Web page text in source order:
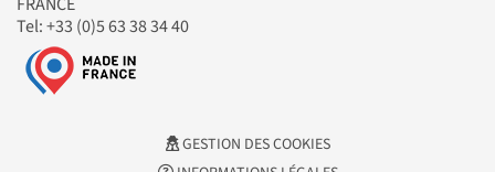
FRANCE
Tel: +33 (0)5 63 38 34 40
GESTION DES COOKIES